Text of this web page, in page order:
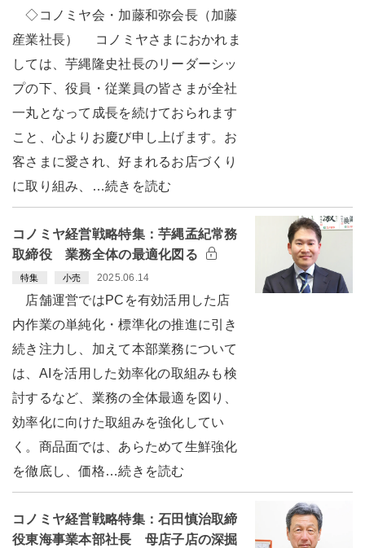
◇コノミヤ会・加藤和弥会長（加藤
産業社長） コノミヤさまにおかれま
しては、芋縄隆史社長のリーダーシッ
プの下、役員・従業員の皆さまが全社
一丸となって成長を続けておられます
こと、心よりお慶び申し上げます。お
客さまに愛され、好まれるお店づくり
に取り組み、…続きを読む
コノミヤ経営戦略特集：芋縄孟紀常務
取締役 業務全体の最適化図る
特集 小売 2025.06.14
店舗運営ではPCを有効活用した店
内作業の単純化・標準化の推進に引き
続き注力し、加えて本部業務について
は、AIを活用した効率化の取組みも検
討するなど、業務の全体最適を図り、
効率化に向けた取組みを強化してい
く。商品面では、あらためて生鮮強化
を徹底し、価格…続きを読む
コノミヤ経営戦略特集：石田慎治取締
役東海事業本部社長 母店子店の深掘